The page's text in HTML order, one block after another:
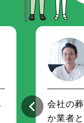
会社の
か業者